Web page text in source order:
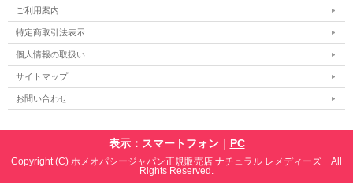
ご利用案内
特定商取引法表示
個人情報の取扱い
サイトマップ
お問い合わせ
表示：スマートフォン｜ PC
Copyright (C) ホメオパシージャパン正規販売店 ナチュラル レメディーズ All
Rights Reserved.